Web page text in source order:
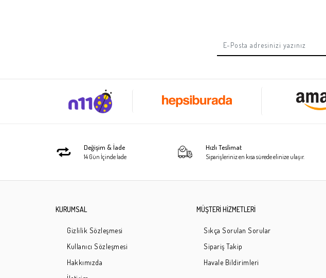
Değişim & İade
14 Gün İçinde İade
Hızlı Teslimat
Siparişleriniz en kısa sürede elinize ulaşır.
KURUMSAL
Gizlilik Sözleşmesi
Kullanıcı Sözleşmesi
Hakkımızda
MÜŞTERİ HİZMETLERİ
Sıkça Sorulan Sorular
Sipariş Takip
Havale Bildirimleri